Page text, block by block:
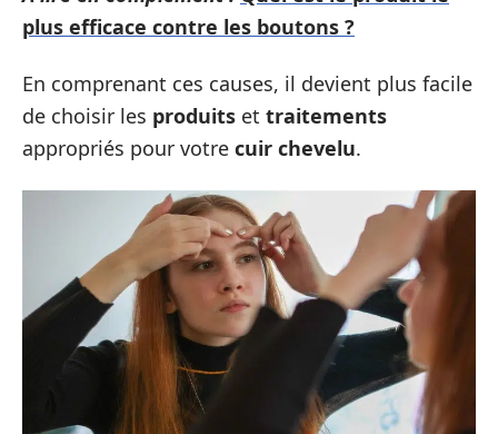
plus efficace contre les boutons ?
En comprenant ces causes, il devient plus facile
de choisir les produits et traitements
appropriés pour votre cuir chevelu.